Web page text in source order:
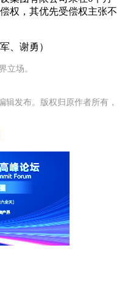
权，其优先受偿权主张不
、谢勇）
立场。
辑发布。版权归原作者所有，